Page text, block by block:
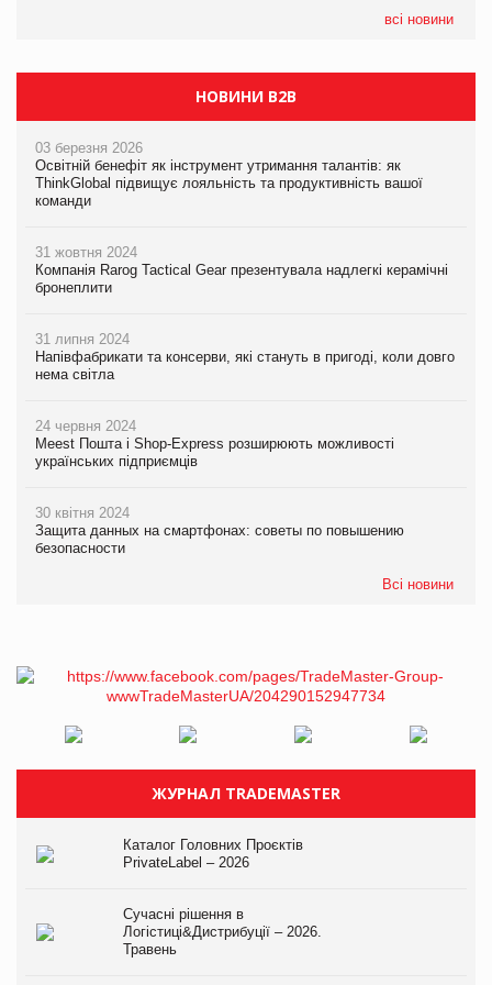
всі новини
НОВИНИ B2B
03 березня 2026
Освітній бенефіт як інструмент утримання талантів: як
ThinkGlobal підвищує лояльність та продуктивність вашої
команди
31 жовтня 2024
Компанія Rarog Tactical Gear презентувала надлегкі керамічні
бронеплити
31 липня 2024
Напівфабрикати та консерви, які стануть в пригоді, коли довго
нема світла
24 червня 2024
Meest Пошта і Shop-Express розширюють можливості
українських підприємців
30 квітня 2024
Защита данных на смартфонах: советы по повышению
безопасности
Всі новини
ЖУРНАЛ TRADEMASTER
Каталог Головних Проєктів
PrivateLabel – 2026
Сучасні рішення в
Логістиці&Дистрибуції – 2026.
Травень